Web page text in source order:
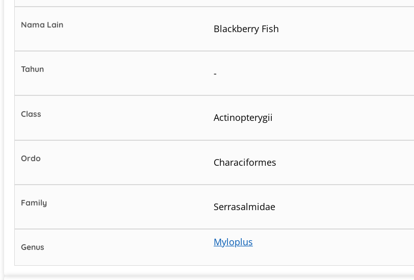
Nama Lain Blackberry Fish
Tahun -
Class Actinopterygii
Ordo Characiformes
Family Serrasalmidae
Genus Myloplus